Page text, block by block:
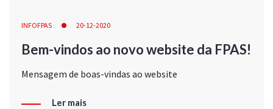
INFOFPAS 20-12-2020
Bem-vindos ao novo website da FPAS!
Mensagem de boas-vindas ao website
Ler mais